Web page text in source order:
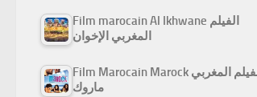
Film marocain Al Ikhwane الفيلم
المغربي الإخوان
Film Marocain Marock الفيلم المغربي
ماروك